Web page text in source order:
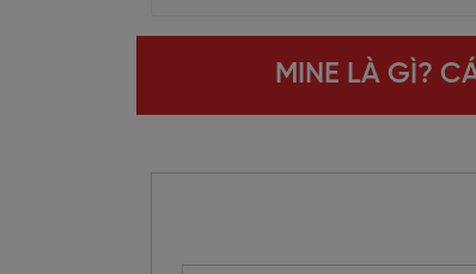
MINE LÀ GÌ?